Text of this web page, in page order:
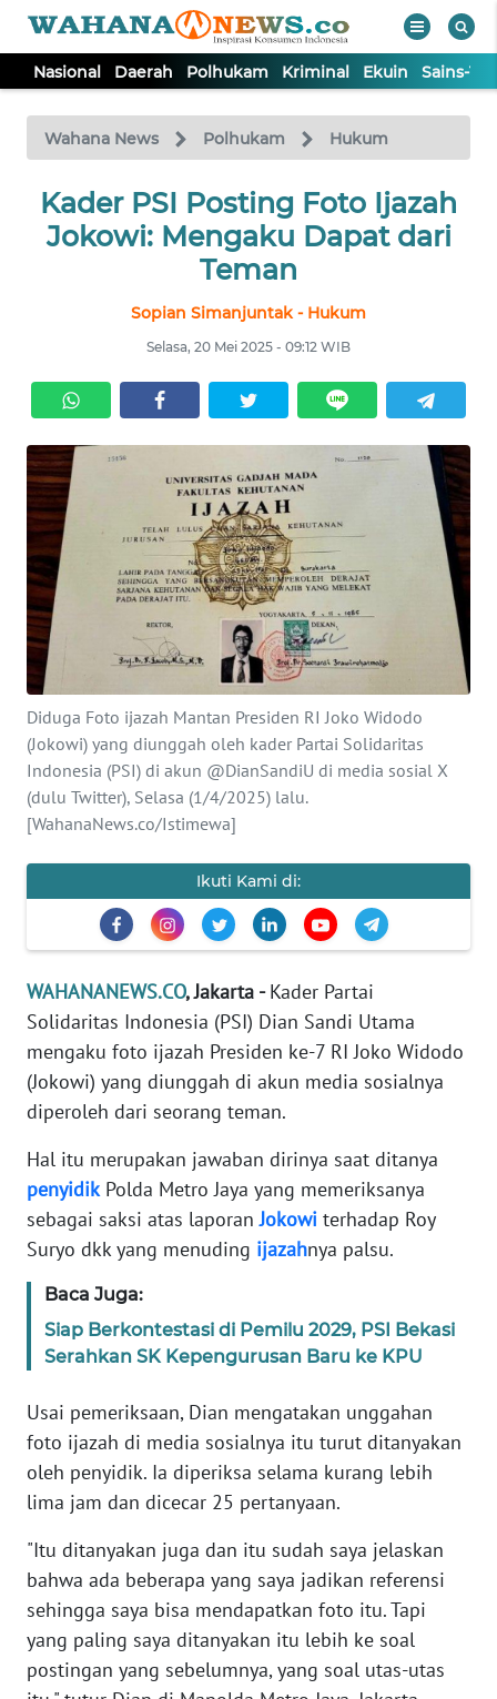
Nasional Daerah Polhukam Kriminal Ekuin Sains-
Wahana News Polhukam Hukum
Kader PSI Posting Foto Ijazah
Jokowi: Mengaku Dapat dari
Teman
Sopian Simanjuntak - Hukum
Selasa, 20 Mei 2025 - 09:12 WIB
Diduga Foto ijazah Mantan Presiden RI Joko Widodo
(Jokowi) yang diunggah oleh kader Partai Solidaritas
Indonesia (PSI) di akun @DianSandiU di media sosial X
(dulu Twitter), Selasa (1/4/2025) lalu.
[WahanaNews.co/Istimewa]
Ikuti Kami di:
WAHANANEWS.CO, Jakarta -Kader Partai
Solidaritas Indonesia (PSI) Dian Sandi Utama
mengaku foto ijazah Presiden ke-7 RI Joko Widodo
(Jokowi) yang diunggah di akun media sosialnya
diperoleh dari seorang teman.
Hal itu merupakan jawaban dirinya saat ditanya
penyidikPolda Metro Jaya yang memeriksanya
sebagai saksi atas laporanJokowi terhadap Roy
Suryo dkk yang menuding ijazahnya palsu.
Baca Juga:
Siap Berkontestasi di Pemilu 2029, PSI Bekasi
Serahkan SK Kepengurusan Baru ke KPU
Usai pemeriksaan, Dian mengatakan unggahan
foto ijazah di media sosialnya itu turut ditanyakan
oleh penyidik. Ia diperiksa selama kurang lebih
lima jam dan dicecar 25 pertanyaan.
"Itu ditanyakan juga dan itu sudah saya jelaskan
bahwa ada beberapa yang saya jadikan referensi
sehingga saya bisa mendapatkan foto itu. Tapi
yang paling saya ditanyakan itu lebih ke soal
postingan yang sebelumnya, yang soal utas-utas
TV
Tutup
NASIONAL
KRIMINAL
EKUIN
SAINS-TEKNO
KESEHATAN
INTERNASIONAL
SERBA-SERBI
PENDIDIKAN
OLAHRAGA
EDITORIAL
Informasi
INDEKS
BERITA
KAMI
INFO
IKLAN
TENTANG
KAMI
MEDIA
SIBER
REDAKSI
KARIR
DISCLAIMER
Wahana
News